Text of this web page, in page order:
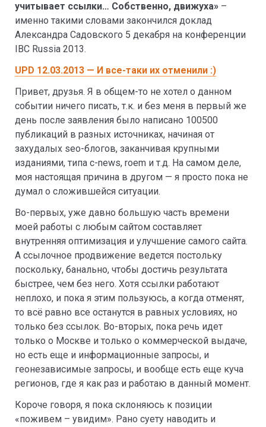
учитывает ссылки… Собственно, движуха» –
именно такими словами закончился доклад
Александра Садовского 5 декабря на конференции
IBC Russia 2013.
UPD 12.03.2013 — И все-таки их отменили :)
Привет, друзья. Я в общем-то не хотел о данном
событии ничего писать, т.к. и без меня в первый же
день после заявления было написано 100500
публикаций в разных источниках, начиная от
захудалых seo-блогов, заканчивая крупными
изданиями, типа с-news, roem и т.д. На самом деле,
моя настоящая причина в другом — я просто пока не
думал о сложившейся ситуации.
Во-первых, уже давно большую часть времени
моей работы с любым сайтом составляет
внутренняя оптимизация и улучшение самого сайта.
А ссылочное продвижение ведется постольку
поскольку, банально, чтобы достичь результата
быстрее, чем без него. Хотя ссылки работают
неплохо, и пока я этим пользуюсь, а когда отменят,
то всё равно все останутся в равных условиях, но
только без ссылок. Во-вторых, пока речь идет
только о Москве и только о коммерческой выдаче,
но есть еще и информационные запросы, и
геонезависимые запросы, и вообще есть еще куча
регионов, где я как раз и работаю в данный момент.
Короче говоря, я пока склоняюсь к позиции
«поживем – увидим». Рано суету наводить и